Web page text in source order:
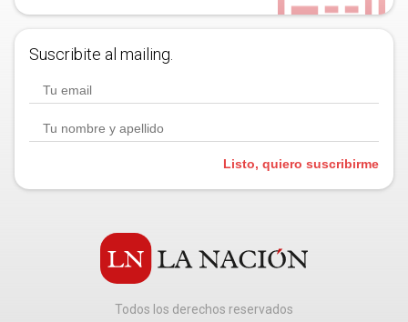
Suscribite al mailing.
Listo, quiero suscribirme
Todos los derechos reservados